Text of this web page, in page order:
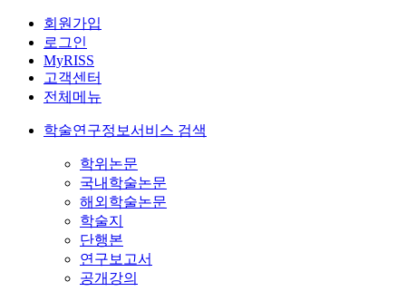
회원가입
로그인
MyRISS
고객센터
전체메뉴
학술연구정보서비스 검색
학위논문
국내학술논문
해외학술논문
학술지
단행본
연구보고서
공개강의